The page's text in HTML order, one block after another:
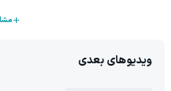
ویدیوهای بعدی